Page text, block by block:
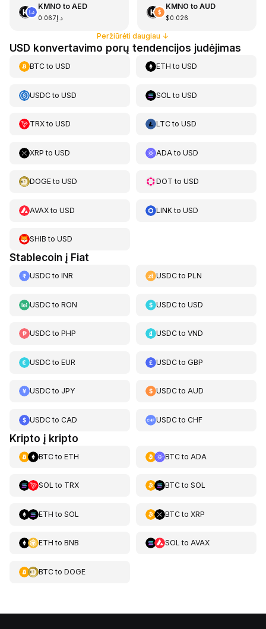
KMNO to AED
د.إ0.067
KMNO to AUD
$0.026
Peržiūrėti daugiau ↓
USD konvertavimo porų tendencijos judėjimas
BTCto USD ETH toUSD
USDCto USD SOL toUSD
TRXto USD LTCtoUSD
XRP to USD ADA toUSD
DOGEto USD DOT toUSD
AVAXto USD LINKtoUSD
SHIB to USD
Stablecoin į Fiat
USDCto INR USDCtoPLN
USDCto RON USDCtoUSD
USDCto PHP USDCtoVND
USDCto EUR USDCtoGBP
USDCto JPY USDCtoAUD
USDCto CAD USDCtoCHF
Kripto į kripto
BTCto ETH BTCto ADA
SOL to TRX BTCto SOL
ETH to SOL BTCto XRP
ETH to BNB SOL to AVAX
BTCto DOGE